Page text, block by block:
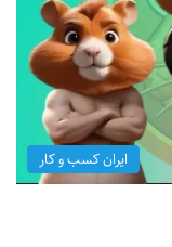
ایران کسب و کار